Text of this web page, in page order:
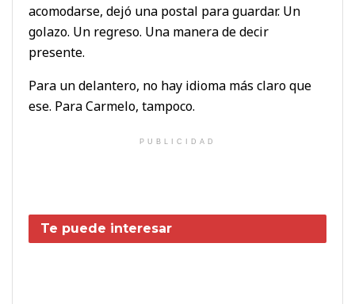
acomodarse, dejó una postal para guardar. Un
golazo. Un regreso. Una manera de decir
presente.
Para un delantero, no hay idioma más claro que
ese. Para Carmelo, tampoco.
PUBLICIDAD
Te puede interesar